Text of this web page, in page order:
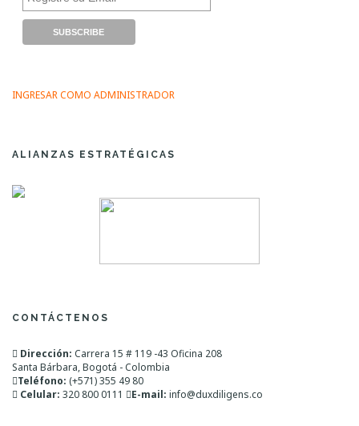
INGRESAR COMO ADMINISTRADOR
ALIANZAS ESTRATÉGICAS
CONTÁCTENOS
Dirección: Carrera 15 # 119 -43 Oficina 208
Santa Bárbara, Bogotá - Colombia
Teléfono: (+571) 355 49 80
Celular: 320 800 0111 E-mail: info@duxdiligens.co